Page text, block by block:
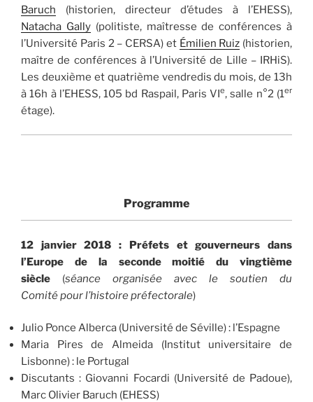
Baruch (historien, directeur d’études à l’EHESS),
Natacha Gally(politiste, maîtresse de conférences à
l’Université Paris 2 – CERSA) et Émilien Ruiz (historien,
maître de conférences à l’Université de Lille – IRHiS).
Les deuxième et quatrième vendredis du mois, de 13h
à 16h à l’EHESS, 105 bd Raspail, Paris VIe, salle n°2 (1er
étage).
Programme
12 janvier 2018 : Préfets et gouverneurs dans
l’Europe de la seconde moitié du vingtième
siècle (séance organisée avec le soutien du
Comité pour l’histoire préfectorale)
Julio Ponce Alberca (Université de Séville) : l’Espagne
Maria Pires de Almeida (Institut universitaire de
Lisbonne) : le Portugal
Discutants : Giovanni Focardi (Université de Padoue),
Marc Olivier Baruch (EHESS)